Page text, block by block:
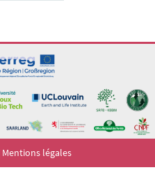
Mentions légales